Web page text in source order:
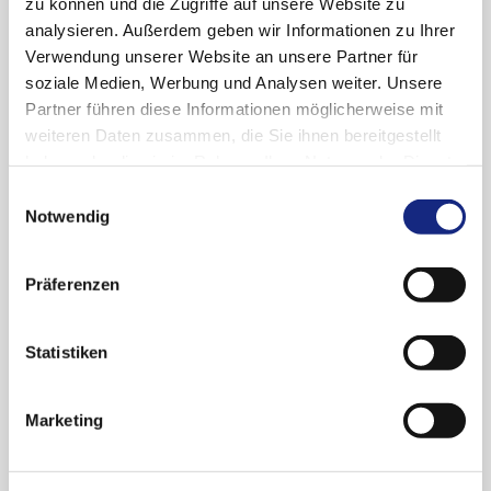
analysieren. Außerdem geben wir Informationen zu Ihrer
Verwendung unserer Website an unsere Partner für
soziale Medien, Werbung und Analysen weiter. Unsere
Partner führen diese Informationen möglicherweise mit
weiteren Daten zusammen, die Sie ihnen bereitgestellt
Cookies, wenn Sie unsere Webseite weiterhin
Notwendig
Präferenzen
Statistiken
Marketing
Anwendungseinschränkungen; Einführung des
Schwangerschaftsverhütungsprogramms.
Archiv
2026
Juni (2)
April (3)
2025
November (4)
2024
2023